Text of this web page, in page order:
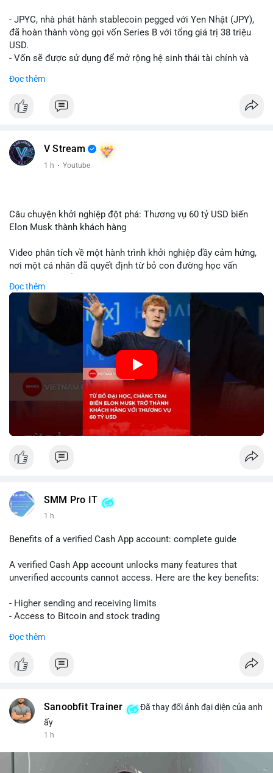
- JPYC, nhà phát hành stablecoin pegged với Yen Nhật (JPY),
đã hoàn thành vòng gọi vốn Series B với tổng giá trị 38 triệu
USD.
- Vốn sẽ được sử dụng để mở rộng hệ sinh thái tài chính và
- Mục tiêu là tăng tốc độ przyjęcie của token yen-pegged JPYC
- Đây là bước tiến quan trọng trong việc phát triển stablecoin
$jpyc
📰 Nguồn: Cointelegraph
Đọc thêm
V Stream
1 h · Youtube
Câu chuyện khởi nghiệp đột phá: Thương vụ 60 tỷ USD biến
Elon Musk thành khách hàng
Video phân tích về một hành trình khởi nghiệp đầy cảm hứng,
nơi một cá nhân đã quyết định từ bỏ con đường học vấn
dội với thương vụ trị giá 60 tỷ USD không chỉ khẳng định tầm
nhìn chiến lược của nhà sáng lập mà còn cho thấy sức mạnh
của sự đổi mới trong nền kinh tế hiện đại. Sự kiện này đặc biệt
gây chú ý khi biến tỷ phú Elon Musk trở thành một khách hàng
quan trọng, minh chứng cho khả năng xoay chuyển cục diện
kinh doanh của các startup đầy tiềm năng.
🎥 Xem video trực tiếp tại:
Nguồn: KIEN THUC KINH TE
Đọc thêm
SMM Pro IT
1 h
Benefits of a verified Cash App account: complete guide
A verified Cash App account unlocks many features that
unverified accounts cannot access. Here are the key benefits:
- Higher sending and receiving limits
- Access to Bitcoin and stock trading
- Ability to link a bank account or card
To get verified, you need to provide your full name, date of
Verification also helps protect you from fraud and ensures
your funds are safe. If you want to use Cash App for business
Follow this guide to fully enjoy the benefits of a verified Cash
Đọc thêm
Sanoobfit Trainer
Đã thay đổi ảnh đại diện của anh
ấy
1 h